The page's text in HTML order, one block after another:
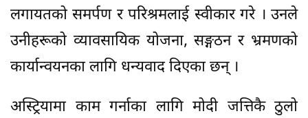
लगायतको समर्पण र परिश्रमलाई स्वीकार गरे । उनले
उनीहरूको व्यावसायिक योजना, सङ्गठन र भ्रमणको
कार्यान्वयनका लागि धन्यवाद दिएका छन् ।
अस्ट्रियामा काम गर्नाका लागि मोदी जत्तिकै ठुलो